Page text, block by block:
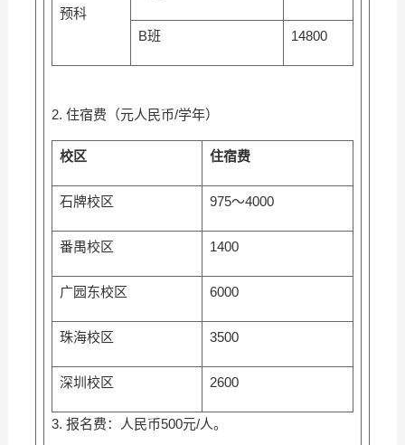
预科
B班 14800
2. 住宿费（元人民币/学年）
校区 住宿费
石牌校区 975～4000
番禺校区 1400
广园东校区 6000
珠海校区 3500
深圳校区 2600
3. 报名费：人民币500元/人。